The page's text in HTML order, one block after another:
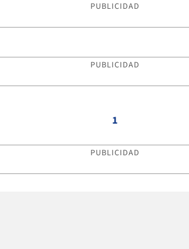
PUBLICIDAD
PUBLICIDAD
1
PUBLICIDAD